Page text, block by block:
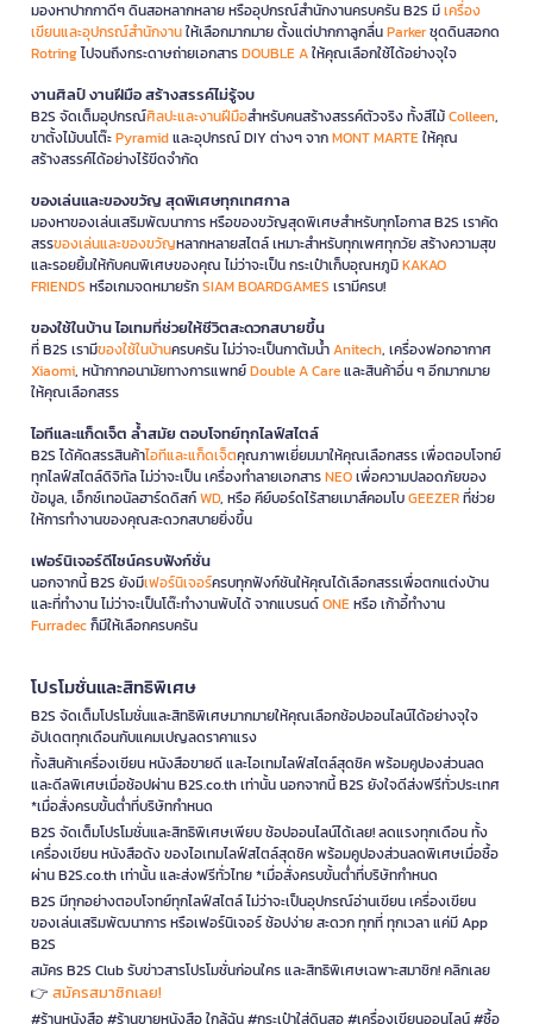
มองหาปากกาดีๆ ดินสอหลากหลาย หรืออุปกรณ์สำนักงานครบครัน B2S มีเครื่อง
เขียนและอุปกรณ์สำนักงานให้เลือกมากมาย ตั้งแต่ปากกาลูกลื่นParkerชุดดินสอกด
Rotringไปจนถึงกระดาษถ่ายเอกสารDOUBLE Aให้คุณเลือกใช้ได้อย่างจุใจ
งานศิลป์ งานฝีมือ สร้างสรรค์ไม่รู้จบ
B2S จัดเต็มอุปกรณ์ศิลปะและงานฝีมือสำหรับคนสร้างสรรค์ตัวจริง ทั้งสีไม้Colleen,
ขาตั้งไม้บนโต๊ะPyramidและอุปกรณ์ DIY ต่างๆ จากMONT MARTEให้คุณ
สร้างสรรค์ได้อย่างไร้ขีดจำกัด
ของเล่นและของขวัญ สุดพิเศษทุกเทศกาล
มองหาของเล่นเสริมพัฒนาการ หรือของขวัญสุดพิเศษสำหรับทุกโอกาส B2S เราคัด
สรรของเล่นและของขวัญหลากหลายสไตล์ เหมาะสำหรับทุกเพศทุกวัย สร้างความสุข
และรอยยิ้มให้กับคนพิเศษของคุณ ไม่ว่าจะเป็น กระเป๋าเก็บอุณหภูมิKAKAO
FRIENDS หรือเกมจดหมายรักSIAM BOARDGAMES เรามีครบ!
ของใช้ในบ้าน ไอเทมที่ช่วยให้ชีวิตสะดวกสบายขึ้น
ที่ B2S เรามีของใช้ในบ้านครบครัน ไม่ว่าจะเป็นกาต้มน้ำAnitech, เครื่องฟอกอากาศ
Xiaomi, หน้ากากอนามัยทางการแพทย์Double A Careและสินค้าอื่น ๆ อีกมากมาย
ให้คุณเลือกสรร
ไอทีและแก็ดเจ็ต ล้ำสมัย ตอบโจทย์ทุกไลฟ์สไตล์
B2S ได้คัดสรรสินค้าไอทีและแก็ดเจ็ตคุณภาพเยี่ยมมาให้คุณเลือกสรร เพื่อตอบโจทย์
ทุกไลฟ์สไตล์ดิจิทัล ไม่ว่าจะเป็น เครื่องทำลายเอกสารNEOเพื่อความปลอดภัยของ
ข้อมูล, เอ็กซ์เทอนัลฮาร์ดดิสก์WD, หรือ คีย์บอร์ดไร้สายเมาส์คอมโบGEEZERที่ช่วย
ให้การทำงานของคุณสะดวกสบายยิ่งขึ้น
เฟอร์นิเจอร์ดีไซน์ครบฟังก์ชั่น
นอกจากนี้ B2S ยังมีเฟอร์นิเจอร์ครบทุกฟังก์ชันให้คุณได้เลือกสรรเพื่อตกแต่งบ้าน
และที่ทำงาน ไม่ว่าจะเป็นโต๊ะทำงานพับได้ จากแบรนด์ONEหรือ เก้าอี้ทำงาน
Furradecก็มีให้เลือกครบครัน
โปรโมชั่นและสิทธิพิเศษ
B2S จัดเต็มโปรโมชั่นและสิทธิพิเศษมากมายให้คุณเลือกช้อปออนไลน์ได้อย่างจุใจ
อัปเดตทุกเดือนกับแคมเปญลดราคาแรง
ทั้งสินค้าเครื่องเขียน หนังสือขายดี และไอเทมไลฟ์สไตล์สุดชิค พร้อมคูปองส่วนลด
และดีลพิเศษเมื่อช้อปผ่าน B2S.co.th เท่านั้น นอกจากนี้ B2S ยังใจดีส่งฟรีทั่วประเทศ
*เมื่อสั่งครบขั้นต่ำที่บริษัทกำหนด
B2S จัดเต็มโปรโมชั่นและสิทธิพิเศษเพียบ ช้อปออนไลน์ได้เลย! ลดแรงทุกเดือน ทั้ง
เครื่องเขียน หนังสือดัง ของไอเทมไลฟ์สไตล์สุดชิค พร้อมคูปองส่วนลดพิเศษเมื่อซื้อ
ผ่าน B2S.co.th เท่านั้น และส่งฟรีทั่วไทย *เมื่อสั่งครบขั้นต่ำที่บริษัทกำหนด
B2S มีทุกอย่างตอบโจทย์ทุกไลฟ์สไตล์ ไม่ว่าจะเป็นอุปกรณ์อ่านเขียน เครื่องเขียน
ของเล่นเสริมพัฒนาการ หรือเฟอร์นิเจอร์ ช้อปง่าย สะดวก ทุกที่ ทุกเวลา แค่มี App
B2S
สมัคร B2S Club รับข่าวสารโปรโมชั่นก่อนใคร และสิทธิพิเศษเฉพาะสมาชิก! คลิกเลย
👉 สมัครสมาชิกเลย!
#ร้านหนังสือ #ร้านขายหนังสือ ใกล้ฉัน #กระเป๋าใส่ดินสอ #เครื่องเขียนออนไลน์ #ซื้อ